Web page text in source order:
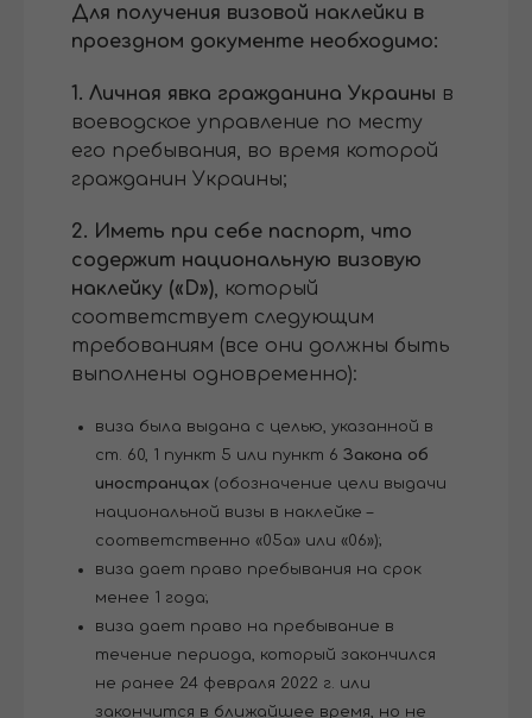
Для получения визовой наклейки в
проездном документе необходимо:
1. Личная явка гражданина Украины в
воеводское управление по месту
его пребывания, во время которой
гражданин Украины;
2. Иметь при себе паспорт, что
содержит национальную визовую
наклейку («D») , который
соответствует следующим
требованиям (все они должны быть
выполнены одновременно):
виза была выдана с целью, указанной в
ст. 60, 1 пункт 5 или пункт 6 Закона об
иностранцах (обозначение цели выдачи
национальной визы в наклейке –
соответственно «05а» или «06»);
виза дает право пребывания на срок
менее 1 года;
виза дает право на пребывание в
течение периода, который закончился
не ранее 24 февраля 2022 г. или
закончится в ближайшее время, но не